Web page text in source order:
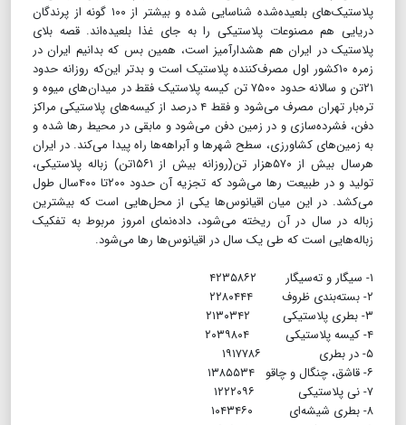
پلاستیک‌های بلعیده‌شده شناسایی شده و بیشتر از ۱۰۰ گونه از پرندگان
دریایی هم مصنوعات پلاستیکی را به جای غذا بلعیده‌اند. قصه بلای
پلاستیک در ایران هم هشدارآمیز است، همین بس که بدانیم ایران در
زمره ۱۰کشور اول مصرف‌کننده پلاستیک است و بدتر این‌که روزانه حدود
۲۱تن و سالانه حدود ۷۵۰۰ تن کیسه پلاستیک فقط در میدان‌های میوه و
تره‌بار تهران مصرف می‌شود و فقط ۴ درصد از کیسه‌های پلاستیکی مراکز
دفن، فشرده‌سازی و در زمین دفن می‌شود و مابقی در محیط رها شده و
به زمین‌های کشاورزی، سطح شهرها و آبراهه‌ها راه پیدا می‌کند. در ایران
هرسال بیش از ۵۷۰‌هزار تن(روزانه بیش از ۱۵۶۱تن) زباله‌ پلاستیکی،
تولید و در طبیعت رها می‌شود که تجزیه‌ آن حدود ۲۰۰تا ۴۰۰‌سال طول
می‌کشد. در این میان اقیانوس‌ها یکی از محل‌هایی است که بیشترین
زباله در سال در آن ریخته می‌شود، داده‌نمای امروز مربوط به تفکیک
زباله‌هایی است که طی یک سال در اقیانوس‌ها رها می‌شود.
۱- سیگار و ته‌سیگار ۴۲۳۵۸۶۲
۲- بسته‌بندی ظروف ۲۲۸۰۴۴۴
۳- بطری پلاستیکی ۲۱۳۰۳۴۲
۴- کیسه پلاستیکی ۲۰۳۹۸۰۴
۵- در بطری ۱۹۱۷۷۸۶
۶- قاشق، چنگال و چاقو ۱۳۸۵۵۳۴
۷- نی پلاستیکی ۱۲۲۲۰۹۶
۸- بطری شیشه‌ای ۱۰۴۳۴۶۰